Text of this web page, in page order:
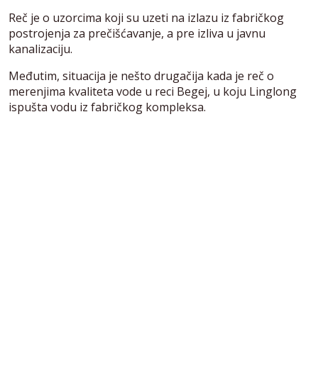
Reč je o uzorcima koji su uzeti na izlazu iz fabričkog
postrojenja za prečišćavanje, a pre izliva u javnu
kanalizaciju.
Međutim, situacija je nešto drugačija kada je reč o
merenjima kvaliteta vode u reci Begej, u koju Linglong
ispušta vodu iz fabričkog kompleksa.